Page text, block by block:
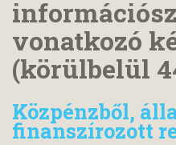
vonatkozó
(körülbelül
Közpénzből,
finanszírozott